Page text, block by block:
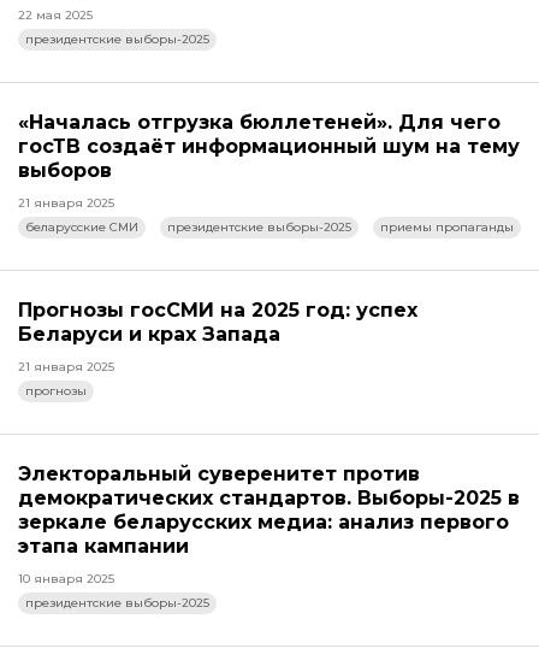
22 мая 2025
президентские выборы-2025
«Началась отгрузка бюллетеней». Для чего
госТВ создаёт информационный шум на тему
выборов
21 января 2025
беларусские СМИ
президентские выборы-2025 приемы пропаганды
Прогнозы госСМИ на 2025 год: успех
Беларуси и крах Запада
21 января 2025
прогнозы
Электоральный суверенитет против
демократических стандартов. Выборы-2025 в
зеркале беларусских медиа: анализ первого
этапа кампании
10 января 2025
президентские выборы-2025